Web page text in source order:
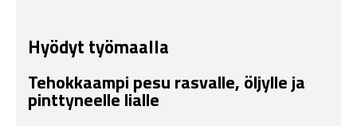
Hyödyt työmaalla
Tehokkaampi pesu rasvalle, öljylle ja
pinttyneelle lialle